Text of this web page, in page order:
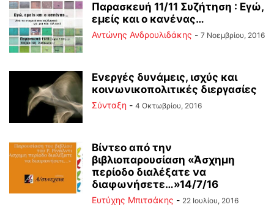
Παρασκευή 11/11 Συζήτηση : Εγώ,
εμείς και ο κανένας…
Αντώνης Ανδρουλιδάκης - 7 Νοεμβρίου, 2016
Ενεργές δυνάμεις, ισχύς και
κοινωνικοπολιτικές διεργασίες
Σύνταξη - 4 Οκτωβρίου, 2016
Βίντεο από την
βιβλιοπαρουσίαση «Άσχημη
περίοδο διαλέξατε να
διαφωνήσετε…»14/7/16
Ευτύχης Μπιτσάκης - 22 Ιουλίου, 2016